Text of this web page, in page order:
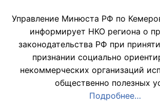
Управление Минюста РФ по
информирует НКО региона о
законодательства РФ при
признании социально
некоммерческих организаций
общественно полезных
Подробнее…